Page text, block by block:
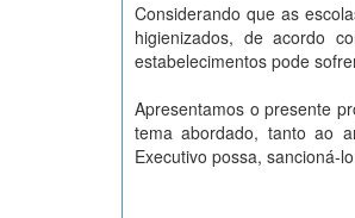
Considerando que as
higienizados, de acordo
estabelecimentos pode
Apresentamos o presente
tema abordado, tanto ao
Executivo possa, sancioná-